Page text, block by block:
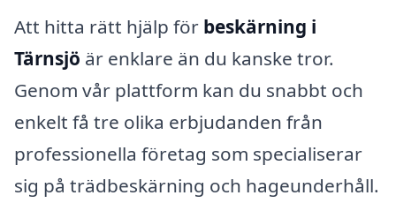
Att hitta rätt hjälp för beskärning i
Tärnsjö är enklare än du kanske tror.
Genom vår plattform kan du snabbt och
enkelt få tre olika erbjudanden från
professionella företag som specialiserar
sig på trädbeskärning och hageunderhåll.